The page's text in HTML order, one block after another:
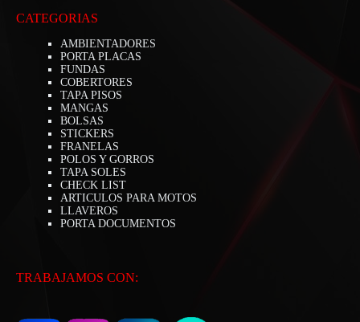
CATEGORIAS
AMBIENTADORES
PORTA PLACAS
FUNDAS
COBERTORES
TAPA PISOS
MANGAS
BOLSAS
STICKERS
FRANELAS
POLOS Y GORROS
TAPA SOLES
CHECK LIST
ARTICULOS PARA MOTOS
LLAVEROS
PORTA DOCUMENTOS
TRABAJAMOS CON: